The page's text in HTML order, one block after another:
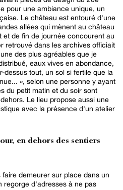
pour une ambiance unique, un
Le château est entouré d'une
allées qui mènent au château
et de fin de journée concourent au
retrouvé dans les archives officiait
des plus agréables que je
eaux vives en abondance,
dessus tout, un sol si fertile que la
», selon une personne y ayant
du petit matin et du soir sont
Le lieu propose aussi une
avec la présence d'un atelier
en dehors des sentiers
demeurer sur place dans un
regorge d'adresses à ne pas